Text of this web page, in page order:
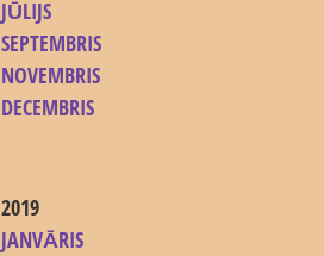
JŪLIJS
SEPTEMBRIS
NOVEMBRIS
DECEMBRIS
2019
JANVĀRIS